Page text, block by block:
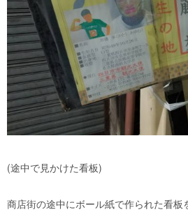
(途中で見かけた看板)
商店街の途中にボール紙で作られた看板